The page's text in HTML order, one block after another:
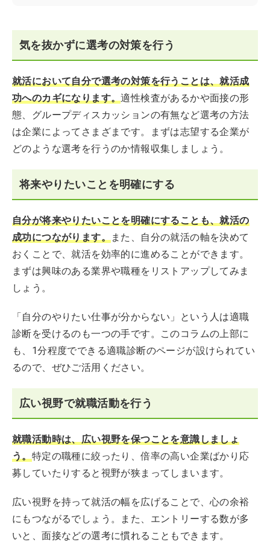
気を抜かずに選考の対策を行う
就活において自分で選考の対策を行うことは、就活成
功へのカギになります。適性検査があるかや面接の形
態、グループディスカッションの有無など選考の方法
は企業によってさまざまです。まずは志望する企業が
どのような選考を行うのか情報収集しましょう。
将来やりたいことを明確にする
自分が将来やりたいことを明確にすることも、就活の
成功につながります。また、自分の就活の軸を決めて
おくことで、就活を効率的に進めることができます。
まずは興味のある業界や職種をリストアップしてみま
しょう。
「自分のやりたい仕事が分からない」という人は適職
診断を受けるのも一つの手です。このコラムの上部に
も、1分程度でできる適職診断のページが設けられてい
るので、ぜひご活用ください。
広い視野で就職活動を行う
就職活動時は、広い視野を保つことを意識しましょ
う。特定の職種に絞ったり、倍率の高い企業ばかり応
募していたりすると視野が狭まってしまいます。
広い視野を持って就活の幅を広げることで、心の余裕
にもつながるでしょう。また、エントリーする数が多
いと、面接などの選考に慣れることもできます。